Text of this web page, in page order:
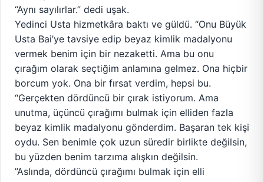
“Aynı sayılırlar.” dedi uşak.
Yedinci Usta hizmetkâra baktı ve güldü. “Onu Büyük
Usta Bai’ye tavsiye edip beyaz kimlik madalyonu
vermek benim için bir nezaketti. Ama bu onu
çırağım olarak seçtiğim anlamına gelmez. Ona hiçbir
borcum yok. Ona bir fırsat verdim, hepsi bu.
“Gerçekten dördüncü bir çırak istiyorum. Ama
unutma, üçüncü çırağımı bulmak için elliden fazla
beyaz kimlik madalyonu gönderdim. Başaran tek kişi
oydu. Sen benimle çok uzun süredir birlikte değilsin,
bu yüzden benim tarzıma alışkın değilsin.
”Aslında, dördüncü çırağımı bulmak için elli